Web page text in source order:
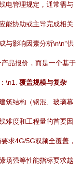
电管理规定，通常需与
能协助或主导完成相关
与影响因素分析\n\n“供
品报价，而是一个基于
\n1. 覆盖规模与复杂
筑结构（钢混、玻璃幕
难度和工程量的首要因
要求4G/5G双频全覆盖，
场强等性能指标要求越